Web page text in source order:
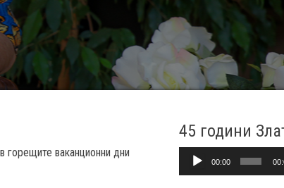
горещите ваканционни дни
45 години
Аудио 00:00